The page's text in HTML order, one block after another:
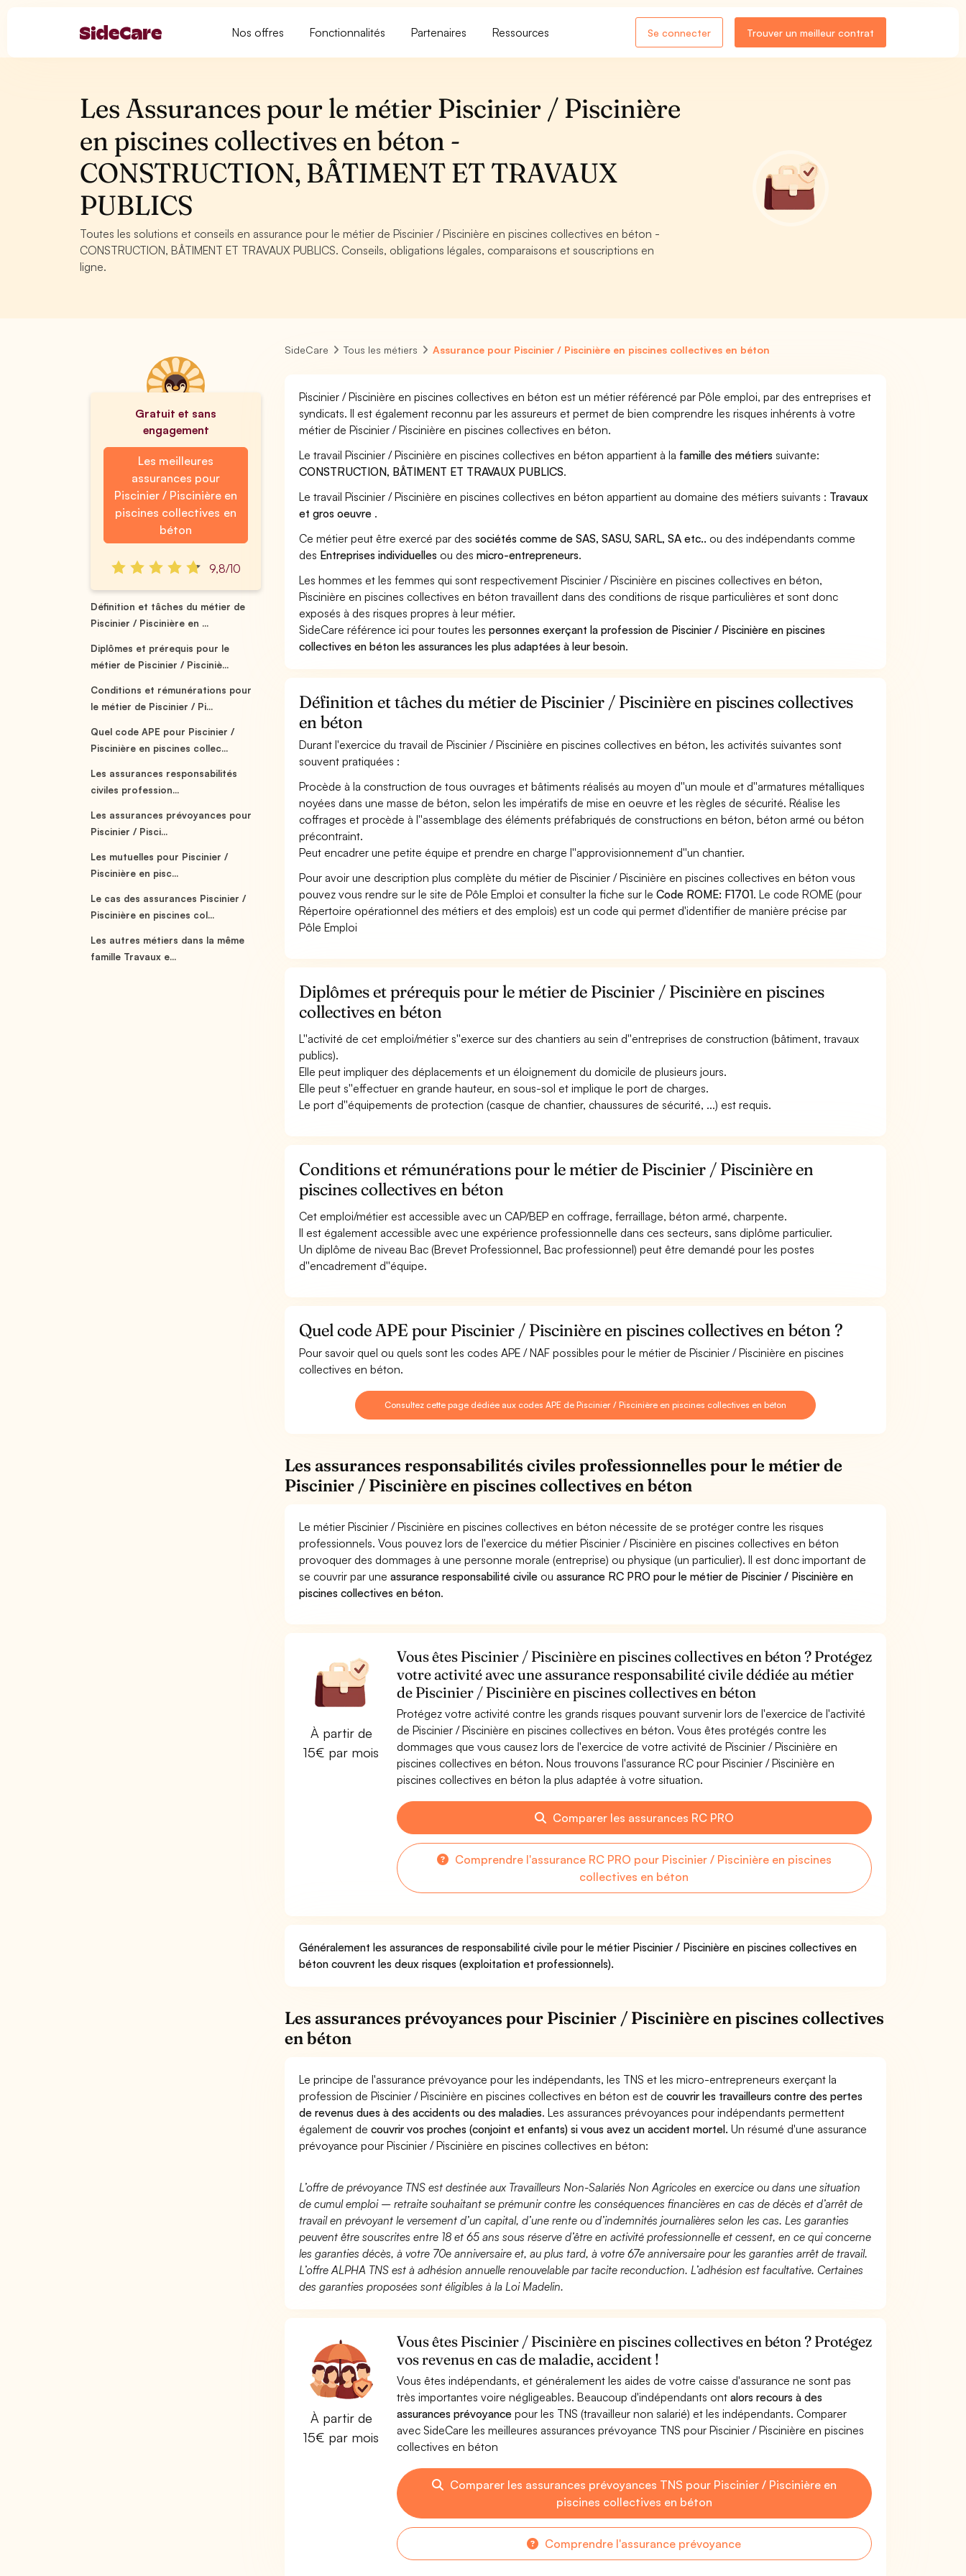
Nos offres Fonctionnalités Partenaires Ressources Se connecter Trouver un meilleur contrat
Les Assurances pour le métier Piscinier / Piscinière
en piscines collectives en béton -
CONSTRUCTION, BÂTIMENT ET TRAVAUX
PUBLICS
Toutes les solutions et conseils en assurance pour le métier de Piscinier / Piscinière en piscines collectives en béton -
CONSTRUCTION, BÂTIMENT ET TRAVAUX PUBLICS. Conseils, obligations légales, comparaisons et souscriptions en
ligne.
Gratuit et sans
engagement
Les meilleures
assurances pour
Piscinier / Piscinière en
piscines collectives en
béton
9,8/10
Définition et tâches du métier de
Piscinier / Piscinière en ...
Diplômes et prérequis pour le
métier de Piscinier / Pisciniè...
Conditions et rémunérations pour
le métier de Piscinier / Pi...
Quel code APE pour Piscinier /
Piscinière en piscines collec...
Les assurances responsabilités
civiles profession...
Les assurances prévoyances pour
Piscinier / Pisci...
Les mutuelles pour Piscinier /
Piscinière en pisc...
Le cas des assurances Piscinier /
Piscinière en piscines col...
Les autres métiers dans la même
famille Travaux e...
SideCare Tous les métiers Assurance pour Piscinier / Piscinière en piscines collectives en béton
Piscinier / Piscinière en piscines collectives en béton est un métier référencé par Pôle emploi, par des entreprises et
syndicats. Il est également reconnu par les assureurs et permet de bien comprendre les risques inhérents à votre
métier de Piscinier / Piscinière en piscines collectives en béton.
Le travail Piscinier / Piscinière en piscines collectives en béton appartient à la famille des métiers suivante:
CONSTRUCTION, BÂTIMENT ET TRAVAUX PUBLICS.
Le travail Piscinier / Piscinière en piscines collectives en béton appartient au domaine des métiers suivants : Travaux
et gros oeuvre .
Ce métier peut être exercé par dessociétés comme de SAS, SASU, SARL, SA etc.. ou des indépendants comme
des Entreprises individuelles ou desmicro-entrepreneurs.
Les hommes et les femmes qui sont respectivement Piscinier / Piscinière en piscines collectives en béton,
Piscinière en piscines collectives en béton travaillent dans des conditions de risque particulières et sont donc
exposés à des risques propres à leur métier.
SideCare référence ici pour toutes lespersonnes exerçant la profession de Piscinier / Piscinière en piscines
collectives en béton les assurances les plus adaptées à leur besoin.
Définition et tâches du métier de Piscinier / Piscinière en piscines collectives
en béton
Durant l'exercice du travail de Piscinier / Piscinière en piscines collectives en béton, les activités suivantes sont
souvent pratiquées :
Procède à la construction de tous ouvrages et bâtiments réalisés au moyen d''un moule et d''armatures métalliques
noyées dans une masse de béton, selon les impératifs de mise en oeuvre et les règles de sécurité. Réalise les
coffrages et procède à l''assemblage des éléments préfabriqués de constructions en béton, béton armé ou béton
précontraint.
Peut encadrer une petite équipe et prendre en charge l''approvisionnement d''un chantier.
Pour avoir une description plus complète du métier de Piscinier / Piscinière en piscines collectives en béton vous
pouvez vous rendre sur le site de Pôle Emploi et consulter la fiche sur leCode ROME: F1701. Le code ROME (pour
Répertoire opérationnel des métiers et des emplois) est un code qui permet d'identifier de manière précise par
Pôle Emploi
Diplômes et prérequis pour le métier de Piscinier / Piscinière en piscines
collectives en béton
L''activité de cet emploi/métier s''exerce sur des chantiers au sein d''entreprises de construction (bâtiment, travaux
publics).
Elle peut impliquer des déplacements et un éloignement du domicile de plusieurs jours.
Elle peut s''effectuer en grande hauteur, en sous-sol et implique le port de charges.
Le port d''équipements de protection (casque de chantier, chaussures de sécurité, ...) est requis.
Conditions et rémunérations pour le métier de Piscinier / Piscinière en
piscines collectives en béton
Cet emploi/métier est accessible avec un CAP/BEP en coffrage, ferraillage, béton armé, charpente.
Il est également accessible avec une expérience professionnelle dans ces secteurs, sans diplôme particulier.
Un diplôme de niveau Bac (Brevet Professionnel, Bac professionnel) peut être demandé pour les postes
d''encadrement d''équipe.
Quel code APE pour Piscinier / Piscinière en piscines collectives en béton ?
Pour savoir quel ou quels sont les codes APE / NAF possibles pour le métier de Piscinier / Piscinière en piscines
collectives en béton.
Consultez cette page dédiée aux codes APE de Piscinier / Piscinière en piscines collectives en béton
Les assurances responsabilités civiles professionnelles pour le métier de
Piscinier / Piscinière en piscines collectives en béton
Le métier Piscinier / Piscinière en piscines collectives en béton nécessite de se protéger contre les risques
professionnels. Vous pouvez lors de l'exercice du métier Piscinier / Piscinière en piscines collectives en béton
provoquer des dommages à une personne morale (entreprise) ou physique (un particulier). Il est donc important de
se couvrir par uneassurance responsabilité civile ouassurance RC PRO pour le métier de Piscinier / Piscinière en
piscines collectives en béton.
À partir de
15€ par mois
Vous êtes Piscinier / Piscinière en piscines collectives en béton ? Protégez
votre activité avec une assurance responsabilité civile dédiée au métier
de Piscinier / Piscinière en piscines collectives en béton
Protégez votre activité contre les grands risques pouvant survenir lors de l'exercice de l'activité
de Piscinier / Piscinière en piscines collectives en béton. Vous êtes protégés contre les
dommages que vous causez lors de l'exercice de votre activité de Piscinier / Piscinière en
piscines collectives en béton. Nous trouvons l'assurance RC pour Piscinier / Piscinière en
piscines collectives en béton la plus adaptée à votre situation.
Comparer les assurances RC PRO
Comprendre l'assurance RC PRO pour Piscinier / Piscinière en piscines
collectives en béton
Généralement les assurances de responsabilité civile pour le métier Piscinier / Piscinière en piscines collectives en
béton couvrent les deux risques (exploitation et professionnels).
Les assurances prévoyances pour Piscinier / Piscinière en piscines collectives
en béton
Le principe de l'assurance prévoyance pour les indépendants, les TNS et les micro-entrepreneurs exerçant la
profession de Piscinier / Piscinière en piscines collectives en béton est decouvrir les travailleurs contre des pertes
de revenus dues à des accidents ou des maladies. Les assurances prévoyances pour indépendants permettent
également decouvrir vos proches (conjoint et enfants) si vous avez un accident mortel. Un résumé d'une assurance
prévoyance pour Piscinier / Piscinière en piscines collectives en béton:
L’offre de prévoyance TNS est destinée aux Travailleurs Non-Salariés Non Agricoles en exercice ou dans une situation
de cumul emploi – retraite souhaitant se prémunir contre les conséquences financières en cas de décès et d’arrêt de
travail en prévoyant le versement d’un capital, d’une rente ou d’indemnités journalières selon les cas. Les garanties
peuvent être souscrites entre 18 et 65 ans sous réserve d’être en activité professionnelle et cessent, en ce qui concerne
les garanties décès, à votre 70e anniversaire et, au plus tard, à votre 67e anniversaire pour les garanties arrêt de travail.
L’offre ALPHA TNS est à adhésion annuelle renouvelable par tacite reconduction. L’adhésion est facultative. Certaines
des garanties proposées sont éligibles à la Loi Madelin.
À partir de
15€ par mois
Vous êtes Piscinier / Piscinière en piscines collectives en béton ? Protégez
vos revenus en cas de maladie, accident !
Vous êtes indépendants, et généralement les aides de votre caisse d'assurance ne sont pas
très importantes voire négligeables. Beaucoup d'indépendants ont alors recours à des
assurances prévoyancepour les TNS (travailleur non salarié) et les indépendants. Comparer
avec SideCare les meilleures assurances prévoyance TNS pour Piscinier / Piscinière en piscines
collectives en béton
Comparer les assurances prévoyances TNS pour Piscinier / Piscinière en
piscines collectives en béton
Comprendre l'assurance prévoyance